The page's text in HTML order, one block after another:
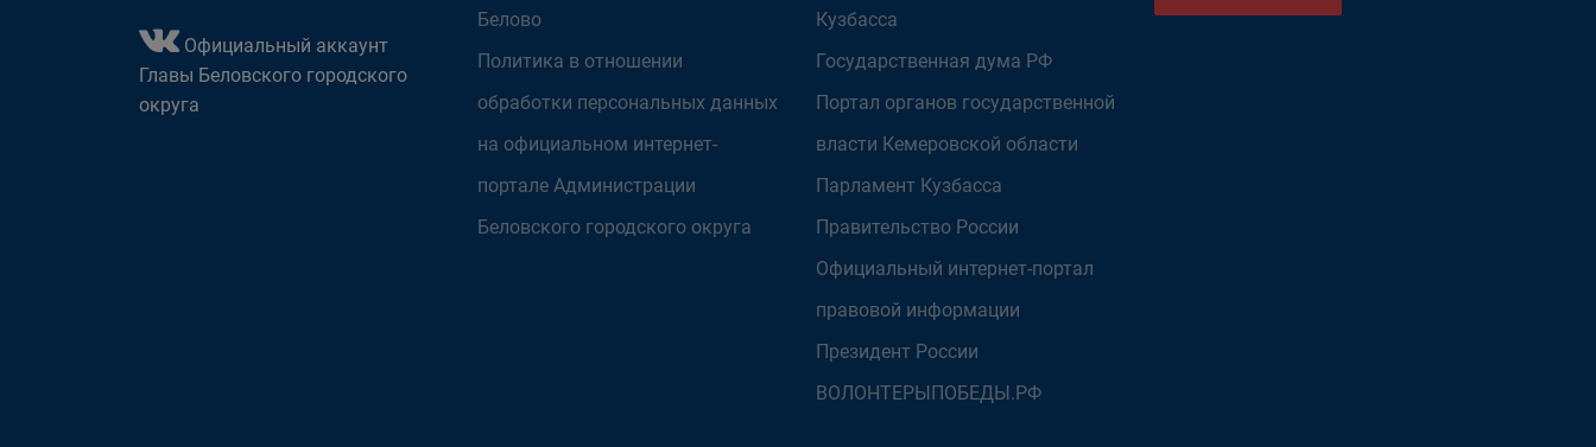
Официальный аккаунт
Главы Беловского городского
округа
Белово
Политика в отношении
обработки персональных данных
на официальном интернет-
портале Администрации
Беловского городского округа
Кузбасса
Государственная дума РФ
Портал органов государственной
власти Кемеровской области
Парламент Кузбасса
Правительство России
Официальный интернет-портал
правовой информации
Президент России
ВОЛОНТЕРЫПОБЕДЫ.РФ